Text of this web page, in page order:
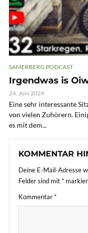
SAMERBERG PODCAST
Irgendwas is
24. Juni 2024
Eine sehr interessante
von vielen Zuhörern.
es mit dem...
KOMMENTAR
Deine E-Mail-Adresse
Felder sind mit*
Kommentar*